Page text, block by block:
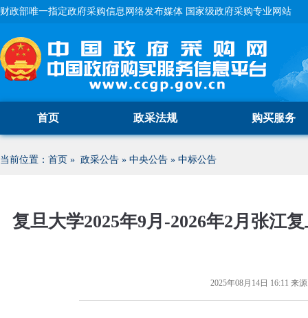
财政部唯一指定政府采购信息网络发布媒体 国家级政府采购专业网站
首页 政采法规 购买服务
当前位置： 首页 » 政采公告 » 中央公告 » 中标公告
复旦大学2025年9月-2026年2月张江
2025年08月14日 16:11 来